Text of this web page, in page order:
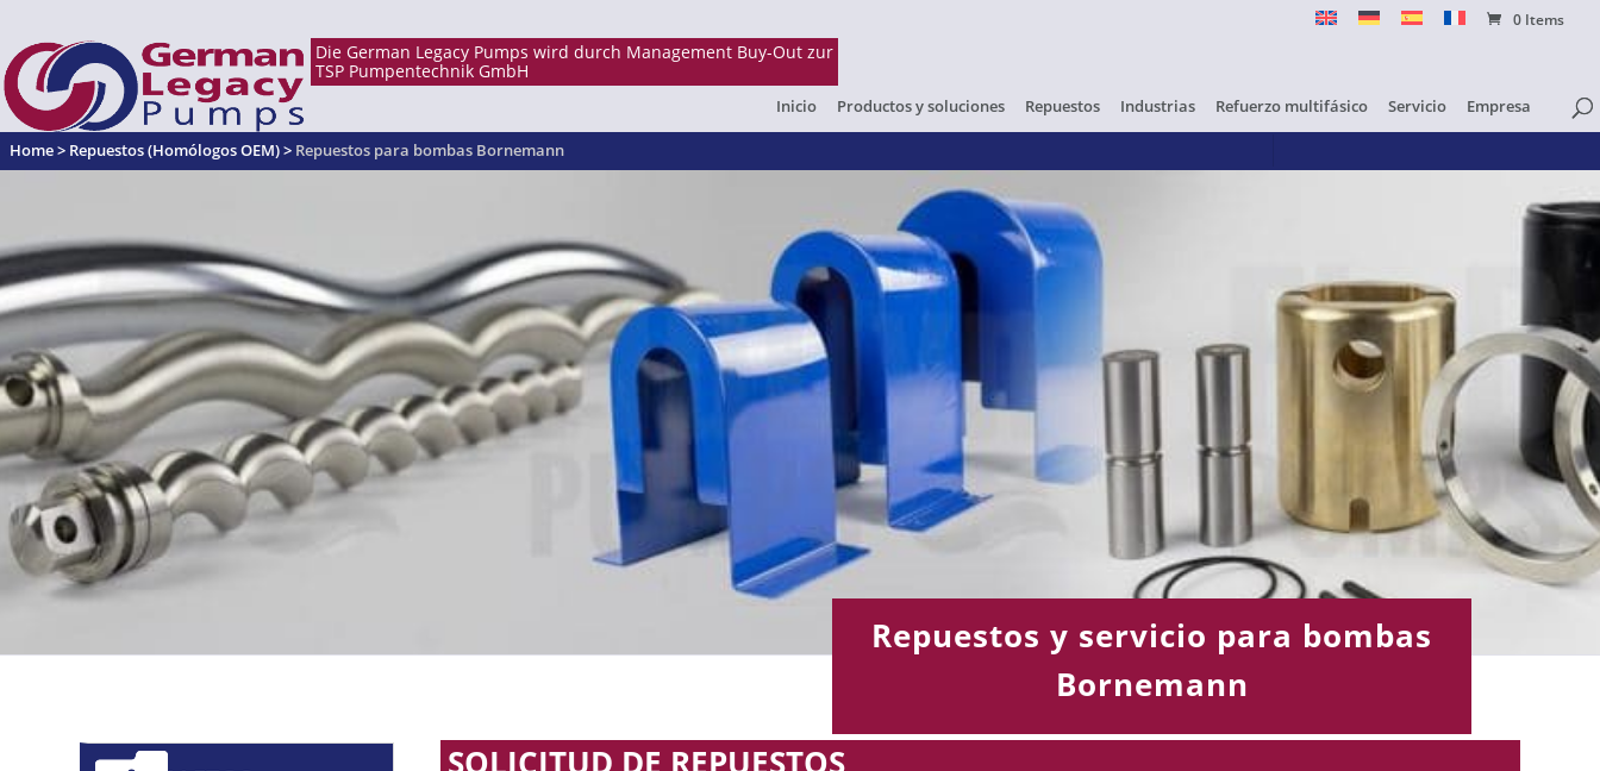
0 Items
Inicio Productos y soluciones Repuestos Industrias Refuerzo multifásico Servicio Empresa
Home> Repuestos (Homólogos OEM)> Repuestos para bombas Bornemann
Repuestos y servicio para bombas
Bornemann